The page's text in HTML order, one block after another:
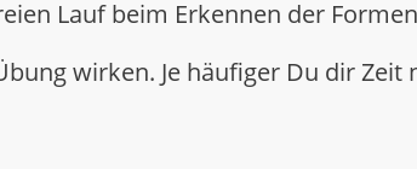
Lauf beim Erkennen der
wirken. Je häufiger Du dir